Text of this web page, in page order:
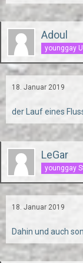
Adoul
younggay
18. Januar 2019
der Lauf eines
LeGar
younggay
18. Januar 2019
Dahin und auch